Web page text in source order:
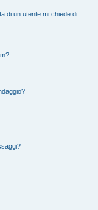
di un utente mi chiede di